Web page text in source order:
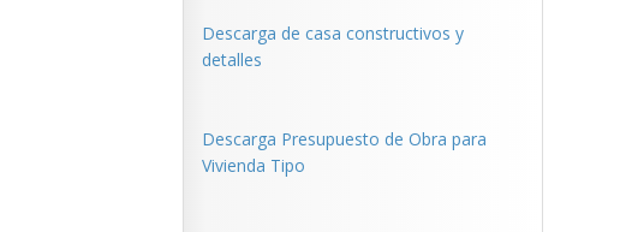
Descarga de casa constructivos y
detalles
Descarga Presupuesto de Obra para
Vivienda Tipo